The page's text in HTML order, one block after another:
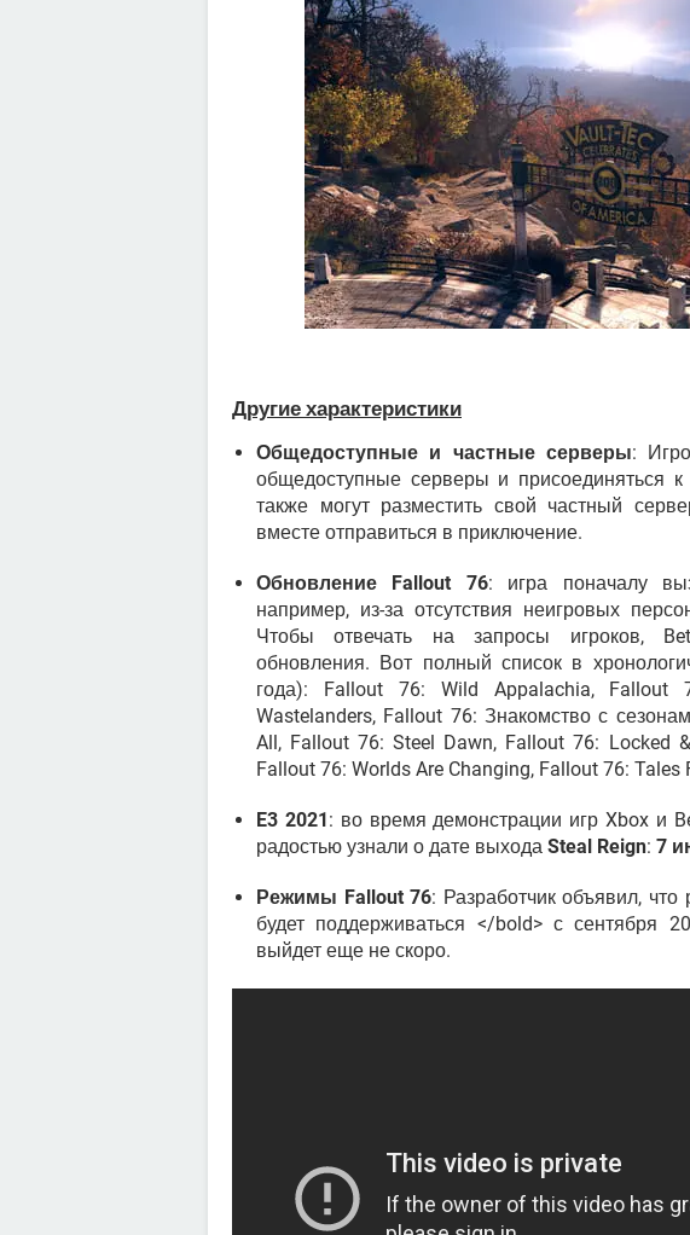
Другие характеристики
Общедоступные и частные серверы:
общедоступные серверы и присоединяться
также могут разместить свой частный
вместе отправиться в приключение.
Обновление Fallout 76: игра поначалу
например, из-за отсутствия неигровых
Чтобы отвечать на запросы игроков,
обновления. Вот полный список в
года): Fallout 76: Wild Appalachia, Fallout
Wastelanders, Fallout 76: Знакомство с
All, Fallout 76: Steel Dawn, Fallout 76: Locked
Fallout 76: Worlds Are Changing, Fallout 76: Tales
E3 2021: во время демонстрации игр Xbox и
радостью узнали о дате выхода Steal Reign: 7
Режимы Fallout 76: Разработчик объявил,
будет поддерживаться </bold> с сентября
выйдет еще не скоро.